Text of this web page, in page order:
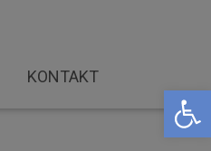
Open toolbar
KONTAKT